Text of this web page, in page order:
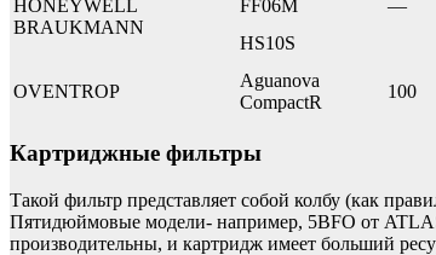
HONEYWELL
BRAUKMANN
FF06M
—
HS10S
OVENTROP
Aguanova
CompactR
100
Картриджные фильтры
Такой фильтр представляет собой колбу (как
Пятидюймовые модели- например, 5BFO от
производительны, и картридж имеет больший